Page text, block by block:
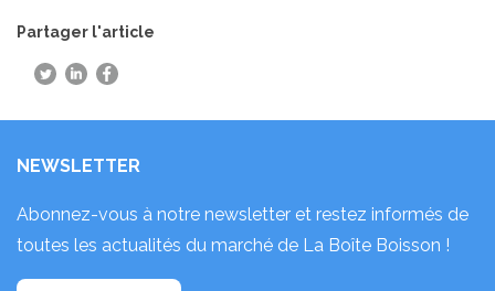
Partager l'article
NEWSLETTER
Abonnez-vous à notre newsletter et restez informés de
toutes les actualités du marché de La Boîte Boisson !